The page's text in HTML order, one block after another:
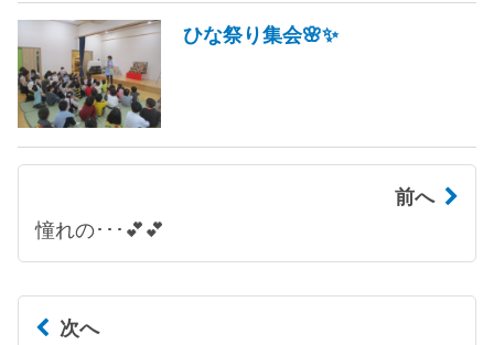
ひな祭り集会🌸✨
前へ
憧れの･･･💕💕
次へ